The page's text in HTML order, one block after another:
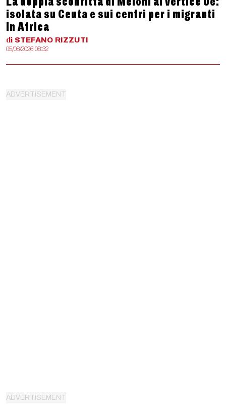
isolata su Ceuta e sui centri per i migranti
in Africa
di STEFANO RIZZUTI
05/08/2026 08:32